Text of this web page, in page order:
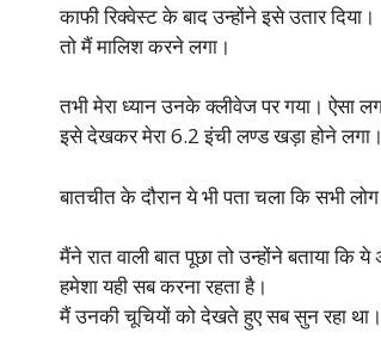
काफी रिक्वेस्ट के बाद उन्होंने इसे उतार दिया।
तो मैं मालिश करने लगा।
तभी मेरा ध्यान उनके क्लीवेज पर गया। ऐसा
इसे देखकर मेरा 6.2 इंची लण्ड खड़ा होने लगा।
बातचीत के दौरान ये भी पता चला कि सभी
मैंने रात वाली बात पूछा तो उन्होंने बताया
हमेशा यही सब करना रहता है।
मैं उनकी चूचियों को देखते हुए सब सुन रहा था।